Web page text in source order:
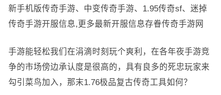
新手机版传奇手游、中变传奇手游、1.95传奇sf、迷掉
传奇手游开服信息,更多最新开服信息存眷传奇手游网
手游能轻松我们在涓滴时刻玩个爽利，在各年夜手游竞
争的市场傍边承认度是很高的，具有良多的死忠玩家来
勾引菜鸟加入，那末1.76极品复古传奇工具如何？